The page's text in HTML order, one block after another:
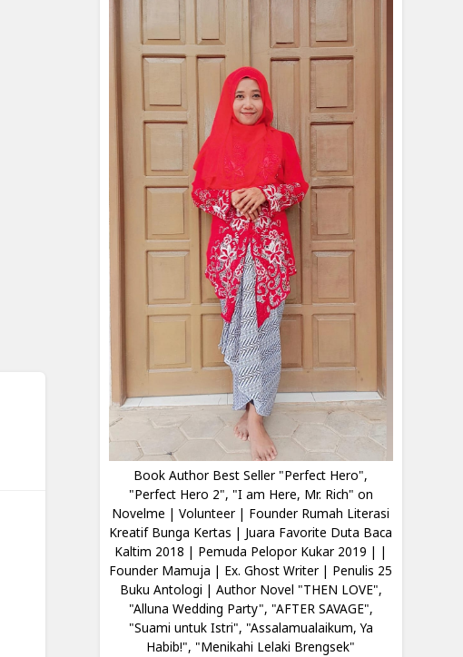
Book Author Best Seller "Perfect Hero",
"Perfect Hero 2", "I am Here, Mr. Rich" on
Novelme | Volunteer | Founder Rumah Literasi
Kreatif Bunga Kertas | Juara Favorite Duta Baca
Kaltim 2018 | Pemuda Pelopor Kukar 2019 | |
Founder Mamuja | Ex. Ghost Writer | Penulis 25
Buku Antologi | Author Novel "THEN LOVE",
"Alluna Wedding Party", "AFTER SAVAGE",
"Suami untuk Istri", "Assalamualaikum, Ya
Habib!", "Menikahi Lelaki Brengsek"